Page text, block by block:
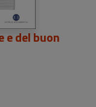
e del buon